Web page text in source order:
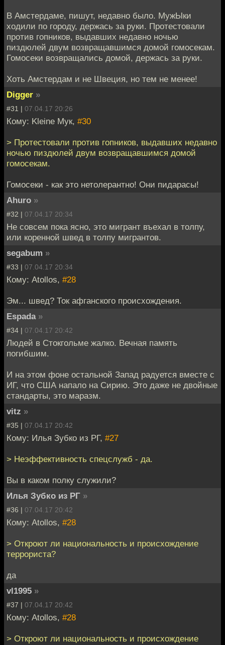
В Амстердаме, пишут, недавно было. МужЫки
ходили по городу, держась за руки. Протестовали
против гопников, выдавших недавно ночью
пиздюлей двум возвращавшимся домой гомосекам.
Гомосеки возвращались домой, держась за руки.
Хоть Амстердам и не Швеция, но тем не менее!
Digger »
#31 | 07.04.17 20:26
Кому: Kleine Мук, #30
> Протестовали против гопников, выдавших недавно
ночью пиздюлей двум возвращавшимся домой
гомосекам.
Гомосеки - как это нетолерантно! Они пидарасы!
Ahuro »
#32 | 07.04.17 20:34
Не совсем пока ясно, это мигрант въехал в толпу,
или коренной швед в толпу мигрантов.
segabum »
#33 | 07.04.17 20:34
Кому: Atollos, #28
Эм... швед? Ток афганского происхождения.
Espada »
#34 | 07.04.17 20:42
Людей в Стокгольме жалко. Вечная память
погибшим.
И на этом фоне остальной Запад радуется вместе с
ИГ, что США напало на Сирию. Это даже не двойные
стандарты, это маразм.
vitz »
#35 | 07.04.17 20:42
Кому: Илья Зубко из РГ, #27
> Неэффективность спецслужб - да.
Вы в каком полку служили?
Илья Зубко из РГ »
#36 | 07.04.17 20:42
Кому: Atollos, #28
> Откроют ли национальность и происхождение
террориста?
да
vl1995 »
#37 | 07.04.17 20:42
Кому: Atollos, #28
> Откроют ли национальность и происхождение